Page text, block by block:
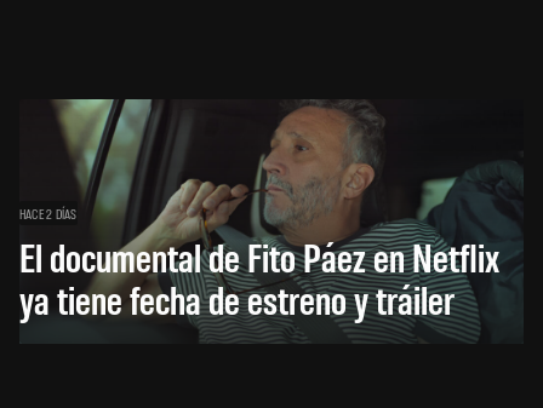
HACE 2 DÍAS
El documental de Fito Páez en Netflix
ya tiene fecha de estreno y tráiler